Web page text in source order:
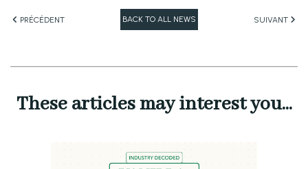
PRÉCÉDENT BACK TO ALL NEWS SUIVANT
These articles may interest you...